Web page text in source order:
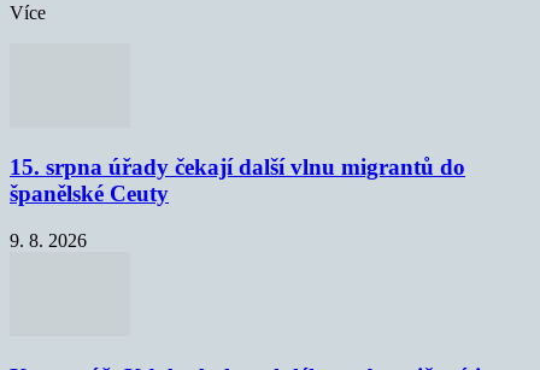
Více
15. srpna úřady čekají další vlnu migrantů do
španělské Ceuty
9. 8. 2026